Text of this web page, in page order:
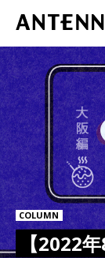
COLUMN
【2022